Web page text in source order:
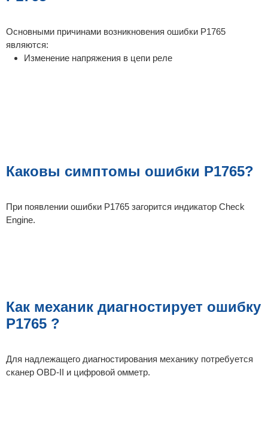
Основными причинами возникновения ошибки P1765
являются:
Изменение напряжения в цепи реле
Каковы симптомы ошибки P1765?
При появлении ошибки P1765 загорится индикатор Check
Engine.
Как механик диагностирует ошибку
P1765 ?
Для надлежащего диагностирования механику потребуется
сканер OBD-II и цифровой омметр.